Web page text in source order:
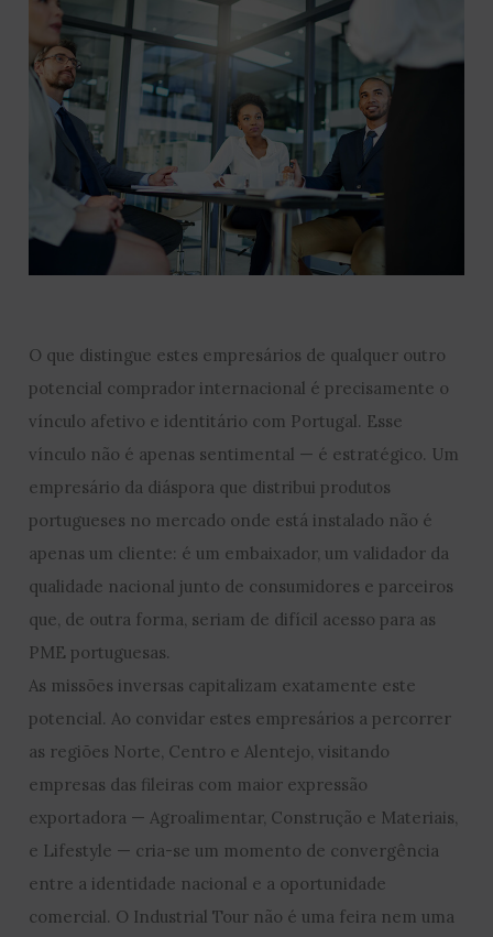
O que distingue estes empresários de qualquer outro
potencial comprador internacional é precisamente o
vínculo afetivo e identitário com Portugal. Esse
vínculo não é apenas sentimental — é estratégico. Um
empresário da diáspora que distribui produtos
portugueses no mercado onde está instalado não é
apenas um cliente: é um embaixador, um validador da
qualidade nacional junto de consumidores e parceiros
que, de outra forma, seriam de difícil acesso para as
PME portuguesas.
As missões inversas capitalizam exatamente este
potencial. Ao convidar estes empresários a percorrer
as regiões Norte, Centro e Alentejo, visitando
empresas das fileiras com maior expressão
exportadora — Agroalimentar, Construção e Materiais,
e Lifestyle — cria-se um momento de convergência
entre a identidade nacional e a oportunidade
comercial. O Industrial Tour não é uma feira nem uma